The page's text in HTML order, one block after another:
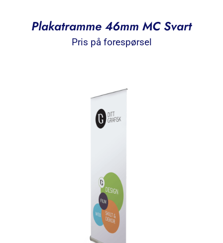
Plakatramme 46mm MC Svart
Pris på forespørsel